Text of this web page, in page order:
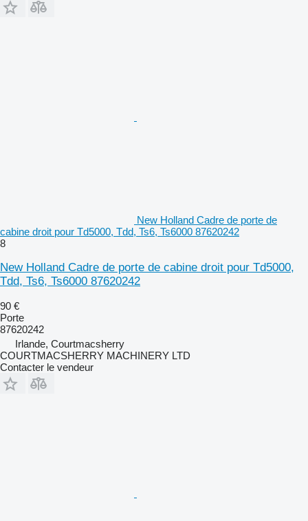
New Holland Cadre de porte de
cabine droit pour Td5000, Tdd, Ts6, Ts6000 87620242
8
New Holland Cadre de porte de cabine droit pour Td5000,
Tdd, Ts6, Ts6000 87620242
90 €
Porte
87620242
Irlande, Courtmacsherry
COURTMACSHERRY MACHINERY LTD
Contacter le vendeur